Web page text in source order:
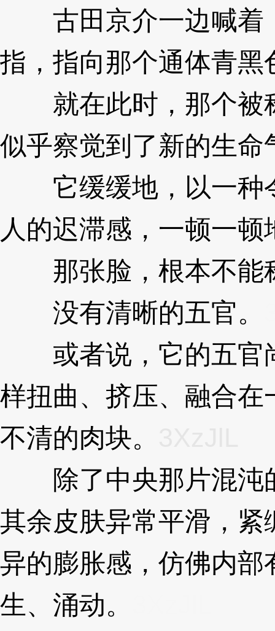
古田京介一边喊着
指，指向那个通体青黑
就在此时，那个被
似乎察觉到了新的生命
它缓缓地，以一种
人的迟滞感，一顿一顿
那张脸，根本不能
没有清晰的五官。
或者说，它的五官
样扭曲、挤压、融合
不清的肉块。
除了中央那片混沌
其余皮肤异常平滑，
异的膨胀感，仿佛内
生、涌动。